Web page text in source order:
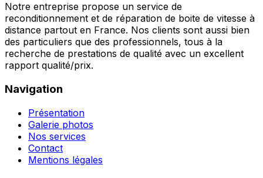
Notre entreprise propose un service de
reconditionnement et de réparation de boite de vitesse à
distance partout en France. Nos clients sont aussi bien
des particuliers que des professionnels, tous à la
recherche de prestations de qualité avec un excellent
rapport qualité/prix.
Navigation
Présentation
Galerie photos
Nos services
Contact
Mentions légales